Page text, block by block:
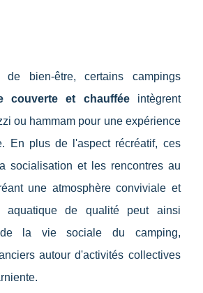
de bien-être, certains campings
couverte et chaufféeintègrent
ou hammam pour une expérience
En plus de l'aspect récréatif, ces
socialisation et les rencontres au
une atmosphère conviviale et
aquatique de qualité peut ainsi
la vie sociale du camping,
autour d'activités collectives